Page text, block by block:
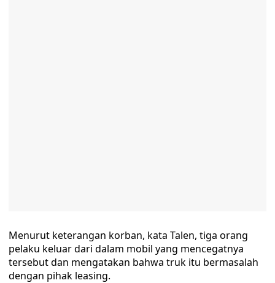
Menurut keterangan korban, kata Talen, tiga orang
pelaku keluar dari dalam mobil yang mencegatnya
tersebut dan mengatakan bahwa truk itu bermasalah
dengan pihak leasing.